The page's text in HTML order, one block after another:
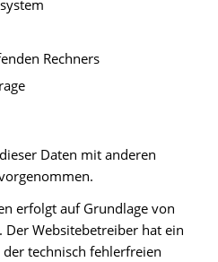
Rechners
Daten mit anderen
erfolgt auf Grundlage von
Der Websitebetreiber hat ein
technisch fehlerfreien